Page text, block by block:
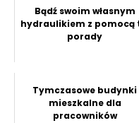
Bądź swoim własnym
hydraulikiem z pomocą
porady
Tymczasowe budynki
mieszkalne dla
pracowników